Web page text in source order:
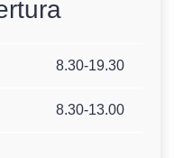
8.30-19.30
8.30-13.00